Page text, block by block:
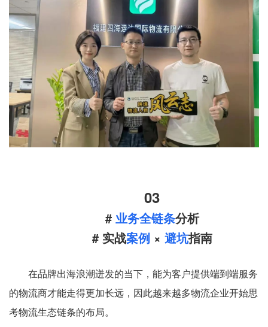
03
# 业务全链条分析
# 实战案例× 避坑指南
在品牌出海浪潮迸发的当下，能为客户提供端到端服务
的物流商才能走得更加长远，因此越来越多物流企业开始思
考物流生态链条的布局。